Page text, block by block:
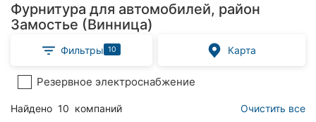
Популярные
рубрики:
Стоматологии
Ветеринарные
Фурнитура для автомобилей, район
Замостье (Винница)
Фильтры 10 Карта
Резервное электроснабжение
Найдено 10 компаний Очистить все